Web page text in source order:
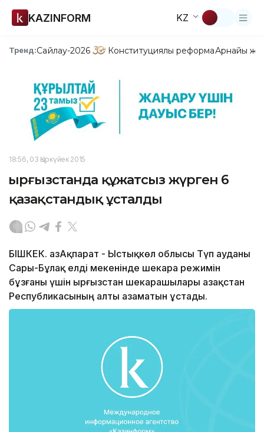
KAZINFORM KZ
Тренд:Сайлау-2026 Конституциялық реформаАрнайы
18:56, 03 Қыркүйек 2015
Қырғызстанда құжатсыз жүрген 6
қазақстандық ұсталды
БІШКЕК. ҚазАқпарат - Ыстықкөл облысы Түп ауданы
Сары-Бұлақ елді мекенінде шекара режимін
бұзғаны үшін Қырғызстан шекарашылары Қазақстан
Республикасының алты азаматын ұстады.